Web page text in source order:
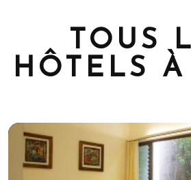
TOUS
HÔTELS